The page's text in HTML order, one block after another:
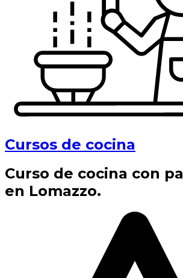
Cursos de cocina
Curso de cocina con
en Lomazzo.